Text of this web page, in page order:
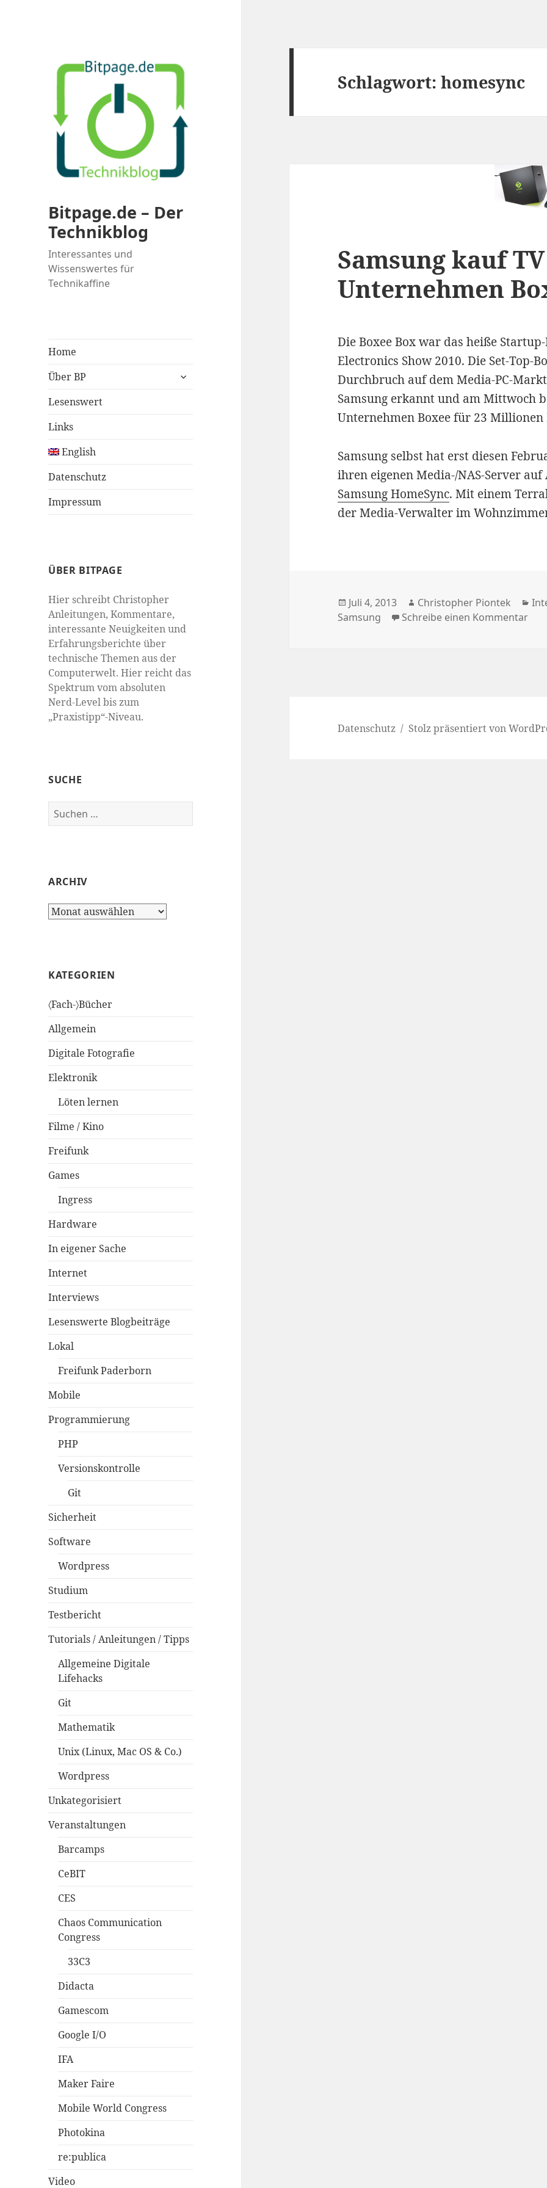
Bitpage.de – Der
Technikblog
Interessantes und
Wissenswertes für
Technikaffine
Home
Über BP
untermenü
Lesenswert
Links
English
Datenschutz
Impressum
ÜBER BITPAGE
Hier schreibt Christopher
Anleitungen, Kommentare,
interessante Neuigkeiten und
Erfahrungsberichte über
technische Themen aus der
Computerwelt. Hier reicht das
Spektrum vom absoluten
Nerd-Level bis zum
„Praxistipp“-Niveau.
SUCHE
Suchen
nach:
ARCHIV
Archiv
KATEGORIEN
〈Fach-〉Bücher
Allgemein
Digitale Fotografie
Elektronik
Löten lernen
Filme / Kino
Freifunk
Games
Ingress
Hardware
In eigener Sache
Internet
Interviews
Lesenswerte Blogbeiträge
Lokal
Freifunk Paderborn
Mobile
Programmierung
PHP
Versionskontrolle
Git
Sicherheit
Software
Wordpress
Studium
Testbericht
Tutorials / Anleitungen / Tipps
Allgemeine Digitale
Lifehacks
Git
Mathematik
Unix (Linux, Mac OS & Co.)
Wordpress
Unkategorisiert
Veranstaltungen
Barcamps
CeBIT
CES
Chaos Communication
Congress
33C3
Didacta
Gamescom
Google I/O
IFA
Maker Faire
Mobile World Congress
Photokina
re:publica
Video
Schlagwort:homesync
Samsung kauf
Unternehmen
Die Boxee Box war das heiße
Electronics Show 2010. Die Set-Top-
Durchbruch auf dem Media-PC-
Samsung erkannt und am Mittwoch
Unternehmen Boxee für 23
Samsung selbst hat erst diesen
ihren eigenen Media-/NAS-Server
Samsung HomeSync. Mit einem
der Media-Verwalter im
Veröffentlicht
am
Juli 4, 2013 Autor
Christopher Piontek
Samsung
Schreibe einen Kommentarzu
Datenschutz Stolz präsentiert von